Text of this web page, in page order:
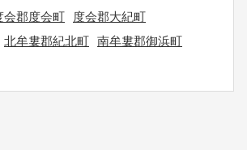
会郡度会町
度会郡大紀町
北牟婁郡紀北町 南牟婁郡御浜町